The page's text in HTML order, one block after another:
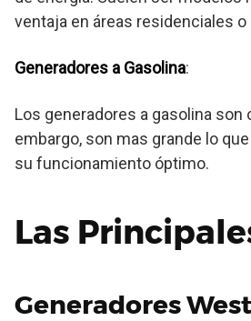
ventaja en áreas residenciales
Generadores a Gasolina:
Los generadores a gasolina
embargo, son mas grande lo
su funcionamiento óptimo.
Las
Generadores